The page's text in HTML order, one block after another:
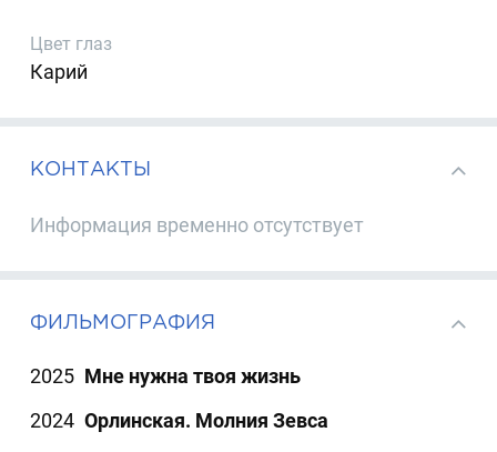
Цвет глаз
Карий
КОНТАКТЫ
Информация временно отсутствует
ФИЛЬМОГРАФИЯ
2025 Мне нужна твоя жизнь
2024 Орлинская. Молния Зевса